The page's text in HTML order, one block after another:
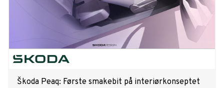
Škoda Peaq: Første smakebit på interiørkonseptet